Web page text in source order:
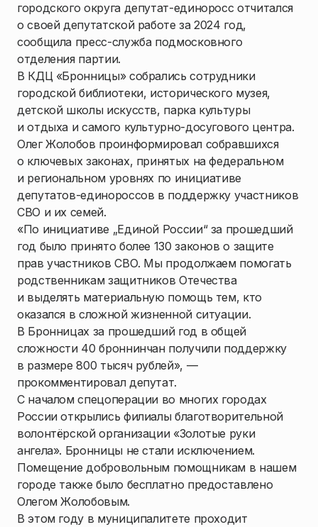
городского округа депутат-единоросс отчитался
о своей депутатской работе за 2024 год,
сообщила пресс-служба подмосковного
отделения партии.
В КДЦ «Бронницы» собрались сотрудники
городской библиотеки, исторического музея,
детской школы искусств, парка культуры
и отдыха и самого культурно-досугового центра.
Олег Жолобов проинформировал собравшихся
о ключевых законах, принятых на федеральном
и региональном уровнях по инициативе
депутатов-единороссов в поддержку участников
СВО и их семей.
«По инициативе „Единой России“ за прошедший
год было принято более 130 законов о защите
прав участников СВО. Мы продолжаем помогать
родственникам защитников Отечества
и выделять материальную помощь тем, кто
оказался в сложной жизненной ситуации.
В Бронницах за прошедший год в общей
сложности 40 броннинчан получили поддержку
в размере 800 тысяч рублей», —
прокомментировал депутат.
С началом спецоперации во многих городах
России открылись филиалы благотворительной
волонтёрской организации «Золотые руки
ангела». Бронницы не стали исключением.
Помещение добровольным помощникам в нашем
городе также было бесплатно предоставлено
Олегом Жолобовым.
В этом году в муниципалитете проходит